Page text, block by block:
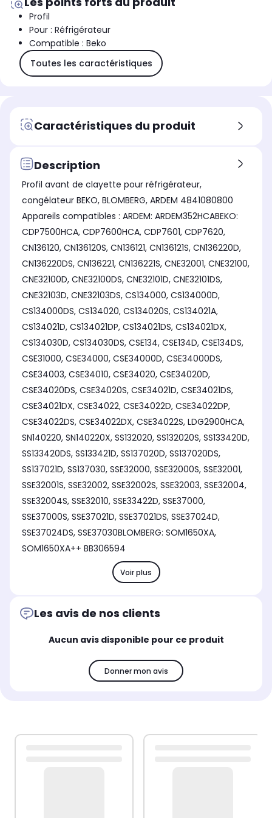
Profil
Pour : Réfrigérateur
Compatible : Beko
Toutes les caractéristiques
Caractéristiques du produit
Description
Profil avant de clayette pour réfrigérateur,
congélateur BEKO, BLOMBERG, ARDEM 4841080800
Appareils compatibles : ARDEM: ARDEM352HCABEKO:
CDP7500HCA, CDP7600HCA, CDP7601, CDP7620,
CN136120, CN136120S, CN136121, CN136121S, CN136220D,
CN136220DS, CN136221, CN136221S, CNE32001, CNE32100,
CNE32100D, CNE32100DS, CNE32101D, CNE32101DS,
CNE32103D, CNE32103DS, CS134000, CS134000D,
CS134000DS, CS134020, CS134020S, CS134021A,
CS134021D, CS134021DP, CS134021DS, CS134021DX,
CS134030D, CS134030DS, CSE134, CSE134D, CSE134DS,
CSE31000, CSE34000, CSE34000D, CSE34000DS,
CSE34003, CSE34010, CSE34020, CSE34020D,
CSE34020DS, CSE34020S, CSE34021D, CSE34021DS,
CSE34021DX, CSE34022, CSE34022D, CSE34022DP,
CSE34022DS, CSE34022DX, CSE34022S, LDG2900HCA,
SN140220, SN140220X, SS132020, SS132020S, SS133420D,
SS133420DS, SS133421D, SS137020D, SS137020DS,
SS137021D, SS137030, SSE32000, SSE32000S, SSE32001,
SSE32001S, SSE32002, SSE32002S, SSE32003, SSE32004,
SSE32004S, SSE32010, SSE33422D, SSE37000,
SSE37000S, SSE37021D, SSE37021DS, SSE37024D,
SSE37024DS, SSE37030BLOMBERG: SOM1650XA,
SOM1650XA++ BB306594
Voir plus
Les avis de nos clients
Aucun avis disponible pour ce produit
Donner mon avis